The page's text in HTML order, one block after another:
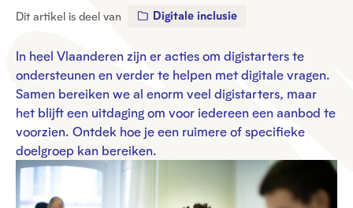
Dit artikel is deel van Digitale inclusie
In heel Vlaanderen zijn er acties om digistarters te
ondersteunen en verder te helpen met digitale vragen.
Samen bereiken we al enorm veel digistarters, maar
het blijft een uitdaging om voor iedereen een aanbod te
voorzien. Ontdek hoe je een ruimere of specifieke
doelgroep kan bereiken.